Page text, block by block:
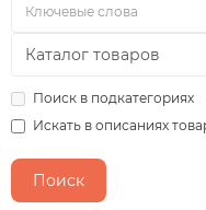
Поиск в подкатегориях
Искать в описаниях